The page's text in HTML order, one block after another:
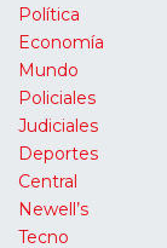
Política
Economía
Mundo
Policiales
Judiciales
Deportes
Central
Newell’s
Tecno